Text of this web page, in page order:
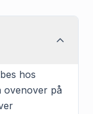
hos
ovenover på